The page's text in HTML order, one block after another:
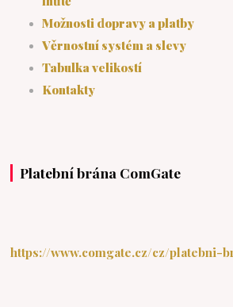
Možnosti dopravy a platby
Věrnostní systém a slevy
Tabulka velikostí
Kontakty
Platební brána ComGate
https://www.comgate.cz/cz/platebni-